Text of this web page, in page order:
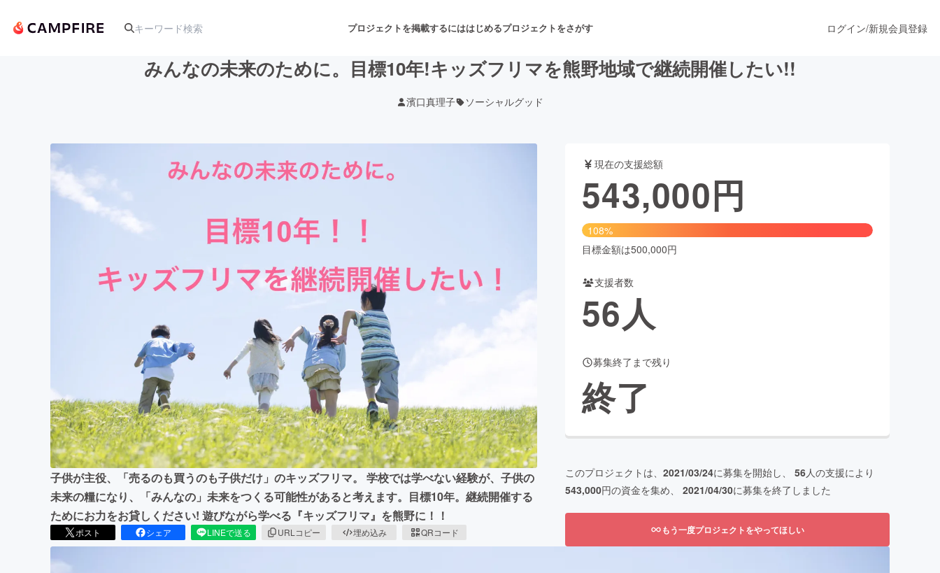
プロジェクトを掲載するにははじめるプロジェクトをさがす
アート・写真 音楽 舞台・パフォーマンス
ファッション
ビジネス・起業 チャレンジ ビューティー・ヘルスケア
まちづくり・地域活性化
CAMPFIRE for Social Good
CAMPFIREふるさと納税
ログイン/新規会員登録
みんなの未来のために。目標10年!キッズフリマを熊野地域で継続開催したい!!
濱口真理子 ソーシャルグッド
子供が主役、「売るのも買うのも子供だけ」のキッズフリマ。 学校では学べない経験が、子供の
未来の糧になり、「みんなの」未来をつくる可能性があると考えます。目標10年。継続開催する
ためにお力をお貸しください! 遊びながら学べる『キッズフリマ』を熊野に！！
ポスト シェア LINEで送る URLコピー 埋め込み QRコード
現在の支援総額
543,000円
108%
目標金額は500,000円
支援者数
56人
募集終了まで残り
終了
このプロジェクトは、 2021/03/24に募集を開始し、 56人の支援により
543,000円の資金を集め、 2021/04/30に募集を終了しました
もう一度プロジェクトをやってほしい